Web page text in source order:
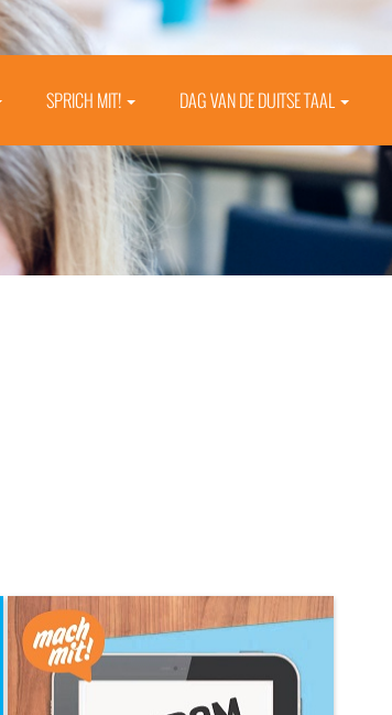
SPRICH MIT! DAG VAN DE DUITSE TAAL